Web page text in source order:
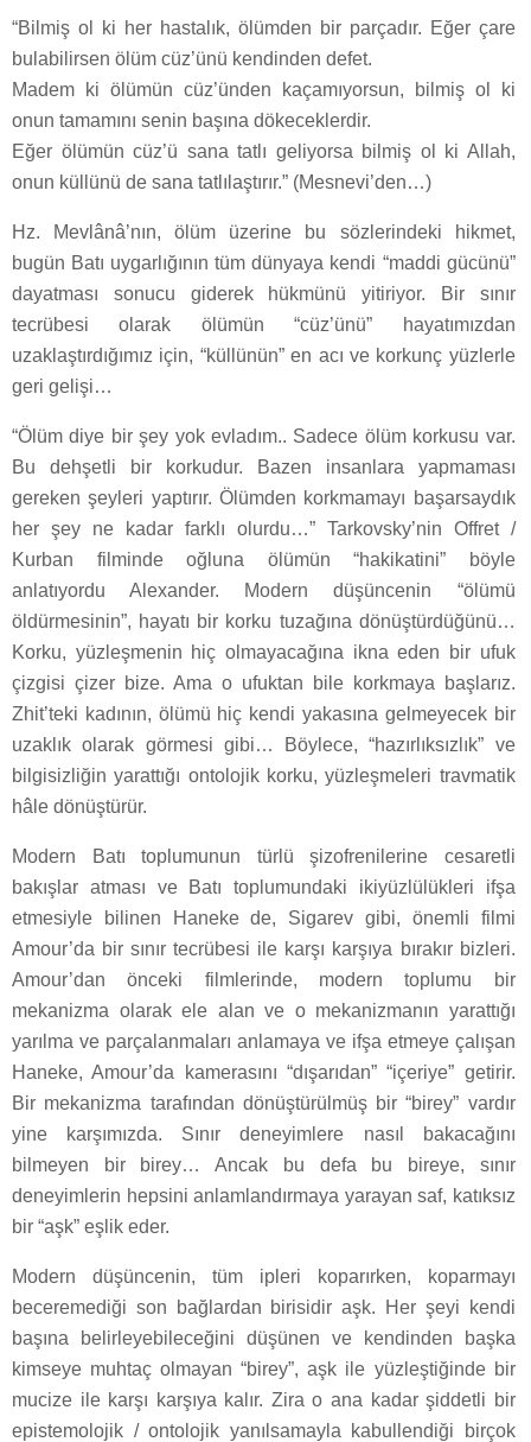
“Bilmiş ol ki her hastalık, ölümden bir parçadır. Eğer çare
bulabilirsen ölüm cüz’ünü kendinden defet.
Madem ki ölümün cüz’ünden kaçamıyorsun, bilmiş ol ki
onun tamamını senin başına dökeceklerdir.
Eğer ölümün cüz’ü sana tatlı geliyorsa bilmiş ol ki Allah,
onun küllünü de sana tatlılaştırır.” (Mesnevi’den…)
Hz. Mevlânâ’nın, ölüm üzerine bu sözlerindeki hikmet,
bugün Batı uygarlığının tüm dünyaya kendi “maddi gücünü”
dayatması sonucu giderek hükmünü yitiriyor. Bir sınır
tecrübesi olarak ölümün “cüz’ünü” hayatımızdan
uzaklaştırdığımız için, “küllünün” en acı ve korkunç yüzlerle
geri gelişi…
“Ölüm diye bir şey yok evladım.. Sadece ölüm korkusu var.
Bu dehşetli bir korkudur. Bazen insanlara yapmaması
gereken şeyleri yaptırır. Ölümden korkmamayı başarsaydık
her şey ne kadar farklı olurdu…” Tarkovsky’nin Offret /
Kurban filminde oğluna ölümün “hakikatini” böyle
anlatıyordu Alexander. Modern düşüncenin “ölümü
öldürmesinin”, hayatı bir korku tuzağına dönüştürdüğünü…
Korku, yüzleşmenin hiç olmayacağına ikna eden bir ufuk
çizgisi çizer bize. Ama o ufuktan bile korkmaya başlarız.
Zhit’teki kadının, ölümü hiç kendi yakasına gelmeyecek bir
uzaklık olarak görmesi gibi… Böylece, “hazırlıksızlık” ve
bilgisizliğin yarattığı ontolojik korku, yüzleşmeleri travmatik
hâle dönüştürür.
Modern Batı toplumunun türlü şizofrenilerine cesaretli
bakışlar atması ve Batı toplumundaki ikiyüzlülükleri ifşa
etmesiyle bilinen Haneke de, Sigarev gibi, önemli filmi
Amour’da bir sınır tecrübesi ile karşı karşıya bırakır bizleri.
Amour’dan önceki filmlerinde, modern toplumu bir
mekanizma olarak ele alan ve o mekanizmanın yarattığı
yarılma ve parçalanmaları anlamaya ve ifşa etmeye çalışan
Haneke, Amour’da kamerasını “dışarıdan” “içeriye” getirir.
Bir mekanizma tarafından dönüştürülmüş bir “birey” vardır
yine karşımızda. Sınır deneyimlere nasıl bakacağını
bilmeyen bir birey… Ancak bu defa bu bireye, sınır
deneyimlerin hepsini anlamlandırmaya yarayan saf, katıksız
bir “aşk” eşlik eder.
Modern düşüncenin, tüm ipleri koparırken, koparmayı
beceremediği son bağlardan birisidir aşk. Her şeyi kendi
başına belirleyebileceğini düşünen ve kendinden başka
kimseye muhtaç olmayan “birey”, aşk ile yüzleştiğinde bir
mucize ile karşı karşıya kalır. Zira o ana kadar şiddetli bir
epistemolojik / ontolojik yanılsamayla kabullendiği birçok